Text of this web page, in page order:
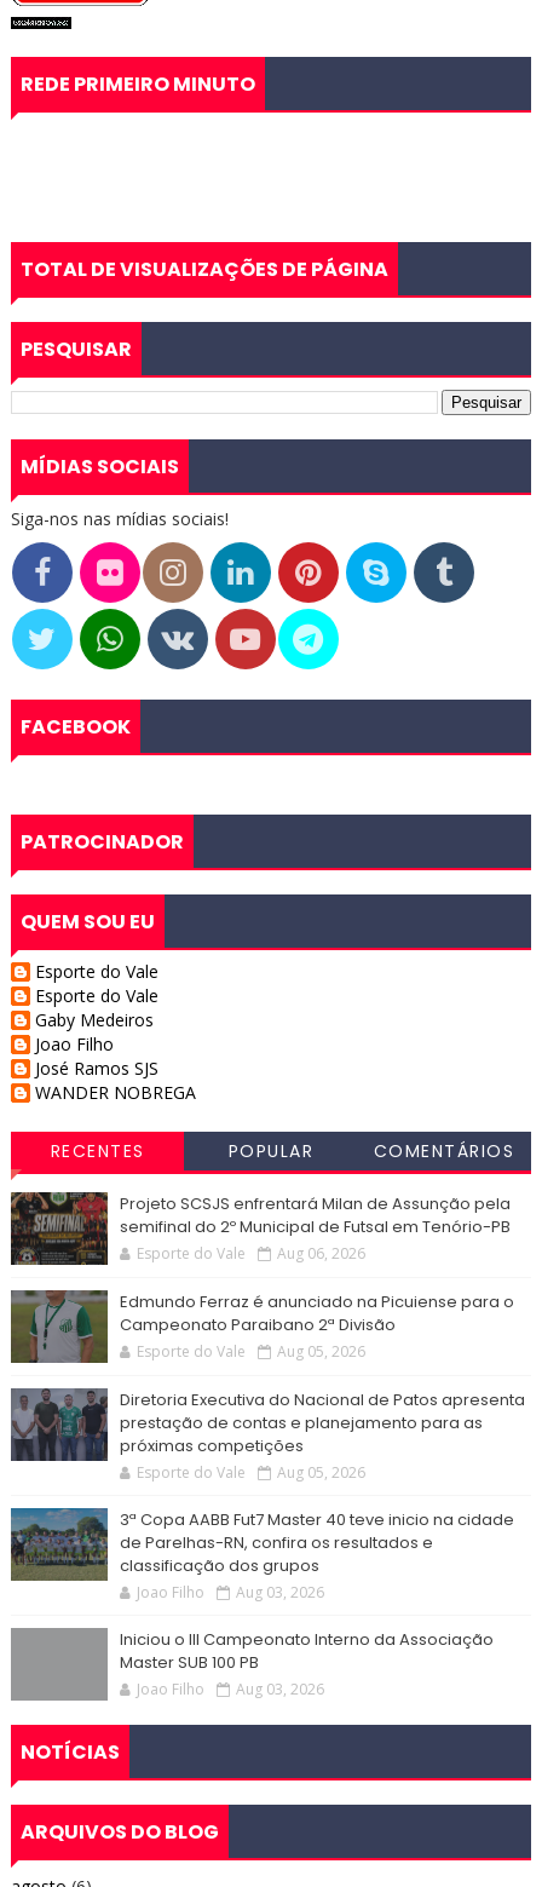
REDE PRIMEIRO MINUTO
TOTAL DE VISUALIZAÇÕES DE PÁGINA
PESQUISAR
MÍDIAS SOCIAIS
Siga-nos nas mídias sociais!
FACEBOOK
PATROCINADOR
QUEM SOU EU
Esporte do Vale
Esporte do Vale
Gaby Medeiros
Joao Filho
José Ramos SJS
WANDER NOBREGA
RECENTES POPULAR COMENTÁRIOS
Projeto SCSJS enfrentará Milan de Assunção pela
semifinal do 2º Municipal de Futsal em Tenório-PB
Esporte do Vale Aug 06, 2026
Edmundo Ferraz é anunciado na Picuiense para o
Campeonato Paraibano 2ª Divisão
Esporte do Vale Aug 05, 2026
Diretoria Executiva do Nacional de Patos apresenta
prestação de contas e planejamento para as
próximas competições
Esporte do Vale Aug 05, 2026
3ª Copa AABB Fut7 Master 40 teve inicio na cidade
de Parelhas-RN, confira os resultados e
classificação dos grupos
Joao Filho Aug 03, 2026
Iniciou o III Campeonato Interno da Associação
Master SUB 100 PB
Joao Filho Aug 03, 2026
NOTÍCIAS
ARQUIVOS DO BLOG